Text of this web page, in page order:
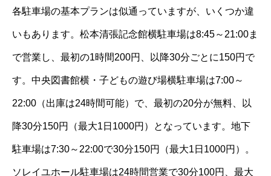
各駐車場の基本プランは似通っていますが、いくつか違
いもあります。松本清張記念館横駐車場は8:45～21:00ま
で営業し、最初の1時間200円、以降30分ごとに150円で
す。中央図書館横・子どもの遊び場横駐車場は7:00～
22:00（出庫は24時間可能）で、最初の20分が無料、以
降30分150円（最大1日1000円）となっています。地下
駐車場は7:30～22:00で30分150円（最大1日1000円）。
ソレイユホール駐車場は24時間営業で30分100円、最大